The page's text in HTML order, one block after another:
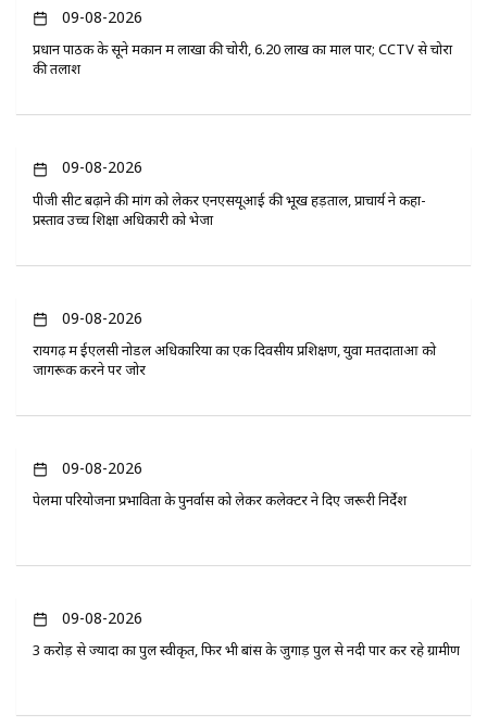
09-08-2026
प्रधान पाठक के सूने मकान में लाखों की चोरी, 6.20 लाख का माल पार; CCTV से चोरों
की तलाश
09-08-2026
पीजी सीट बढ़ाने की मांग को लेकर एनएसयूआई की भूख हड़ताल, प्राचार्य ने कहा-
प्रस्ताव उच्च शिक्षा अधिकारी को भेजा
09-08-2026
रायगढ़ में ईएलसी नोडल अधिकारियों का एक दिवसीय प्रशिक्षण, युवा मतदाताओं को
जागरूक करने पर जोर
09-08-2026
पेलमा परियोजना प्रभावितों के पुनर्वास को लेकर कलेक्टर ने दिए जरूरी निर्देश
09-08-2026
3 करोड़ से ज्यादा का पुल स्वीकृत, फिर भी बांस के जुगाड़ पुल से नदी पार कर रहे ग्रामीण